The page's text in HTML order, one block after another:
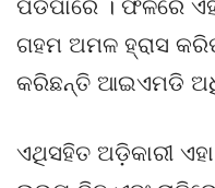
ପଡିପାରେ । ଫଳରେ
ଗହମ ଅମଳ ହ୍ରାସ
କରିଛନ୍ତି ଆଇଏମଡି
ଏଥିସହିତ ଅଡ଼ିକାରୀ